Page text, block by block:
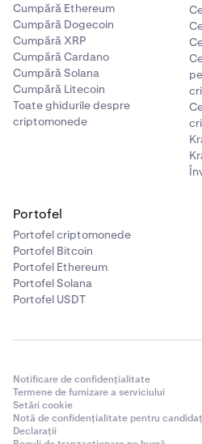
Cumpără Ethereum
Cumpără Dogecoin
Cumpără XRP
Cumpără Cardano
Cumpără Solana
Cumpără Litecoin
Toate ghidurile despre
criptomonede
Portofel
Portofel criptomonede
Portofel Bitcoin
Portofel Ethereum
Portofel Solana
Portofel USDT
Notificare de confidențialitate
Termene de furnizare a serviciului
Setări cookie
Notă de confidențialitate pentru
Declarații